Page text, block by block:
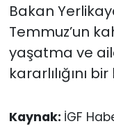
Bakan
Temmuz’un
yaşatma ve
kararlılığını
Kaynak: İGF